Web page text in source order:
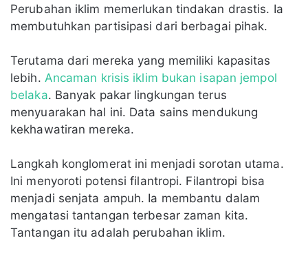
Perubahan iklim memerlukan tindakan drastis. Ia
membutuhkan partisipasi dari berbagai pihak.
Terutama dari mereka yang memiliki kapasitas
lebih. Ancaman krisis iklim bukan isapan jempol
belaka. Banyak pakar lingkungan terus
menyuarakan hal ini. Data sains mendukung
kekhawatiran mereka.
Langkah konglomerat ini menjadi sorotan utama.
Ini menyoroti potensi filantropi. Filantropi bisa
menjadi senjata ampuh. Ia membantu dalam
mengatasi tantangan terbesar zaman kita.
Tantangan itu adalah perubahan iklim.